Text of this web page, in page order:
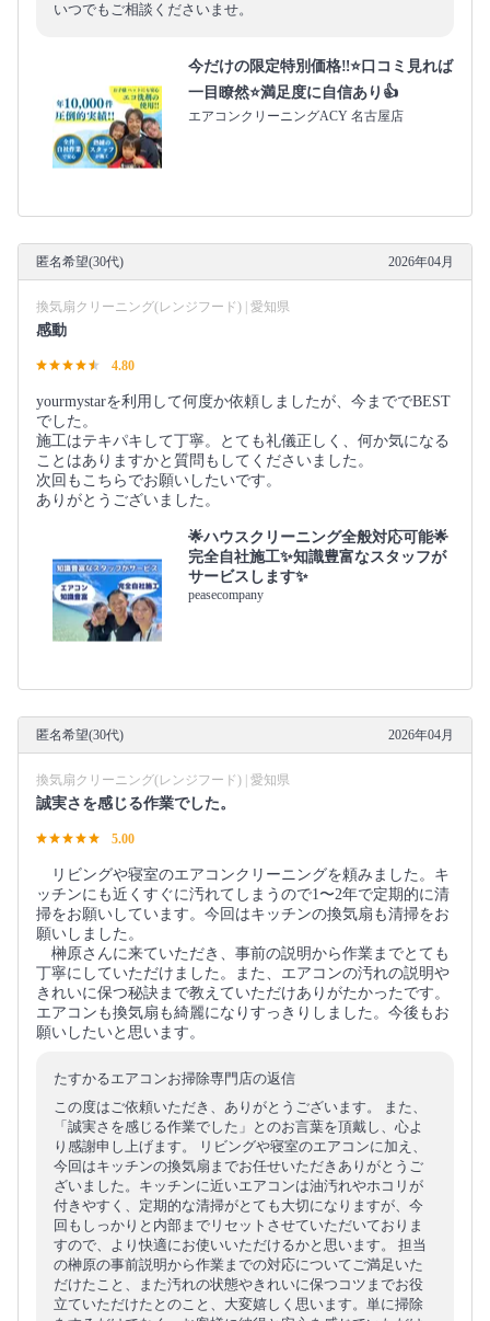
いつでもご相談くださいませ。
今だけの限定特別価格‼️⭐口コミ見れば
一目瞭然⭐満足度に自信あり👍
エアコンクリーニングACY 名古屋店
匿名希望(30代) 2026年04月
換気扇クリーニング(レンジフード) | 愛知県
感動
4.80
yourmystarを利用して何度か依頼しましたが、今まででBEST
でした。
施工はテキパキして丁寧。とても礼儀正しく、何か気になる
ことはありますかと質問もしてくださいました。
次回もこちらでお願いしたいです。
ありがとうございました。
🌟ハウスクリーニング全般対応可能🌟
完全自社施工✨知識豊富なスタッフが
サービスします✨
peasecompany
匿名希望(30代) 2026年04月
換気扇クリーニング(レンジフード) | 愛知県
誠実さを感じる作業でした。
5.00
リビングや寝室のエアコンクリーニングを頼みました。キ
ッチンにも近くすぐに汚れてしまうので1〜2年で定期的に清
掃をお願いしています。今回はキッチンの換気扇も清掃をお
願いしました。
榊原さんに来ていただき、事前の説明から作業までとても
丁寧にしていただけました。また、エアコンの汚れの説明や
きれいに保つ秘訣まで教えていただけありがたかったです。
エアコンも換気扇も綺麗になりすっきりしました。今後もお
願いしたいと思います。
たすかるエアコンお掃除専門店の返信
この度はご依頼いただき、ありがとうございます。 また、
「誠実さを感じる作業でした」とのお言葉を頂戴し、心よ
り感謝申し上げます。 リビングや寝室のエアコンに加え、
今回はキッチンの換気扇までお任せいただきありがとうご
ざいました。キッチンに近いエアコンは油汚れやホコリが
付きやすく、定期的な清掃がとても大切になりますが、今
回もしっかりと内部までリセットさせていただいておりま
すので、より快適にお使いいただけるかと思います。 担当
の榊原の事前説明から作業までの対応についてご満足いた
だけたこと、また汚れの状態やきれいに保つコツまでお役
立ていただけたとのこと、大変嬉しく思います。単に掃除